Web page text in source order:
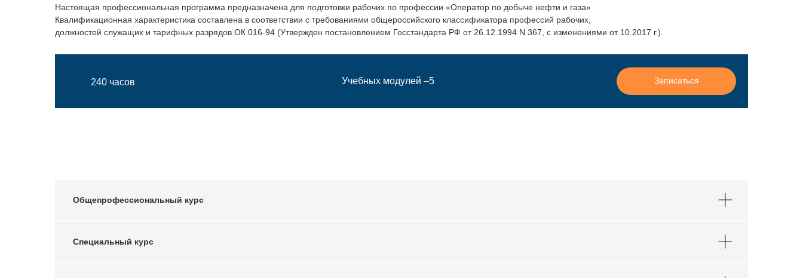
Настоящая профессиональная программа предназначена для подготовки рабочих по профессии «Оператор по добыче нефти и газа»
Квалификационная характеристика составлена в соответствии с требованиями общероссийского классификатора профессий рабочих,
должностей служащих и тарифных разрядов ОК 016-94 (Утвержден постановлением Госстандарта РФ от 26.12.1994 N 367, с изменениями от 10.2017 г.).
240 часов Учебных модулей –5 Записаться
Общепрофессиональный курс
Специальный курс